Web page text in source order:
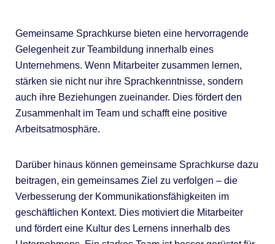
Gemeinsame Sprachkurse bieten eine hervorragende
Gelegenheit zur Teambildung innerhalb eines
Unternehmens. Wenn Mitarbeiter zusammen lernen,
stärken sie nicht nur ihre Sprachkenntnisse, sondern
auch ihre Beziehungen zueinander. Dies fördert den
Zusammenhalt im Team und schafft eine positive
Arbeitsatmosphäre.
Darüber hinaus können gemeinsame Sprachkurse dazu
beitragen, ein gemeinsames Ziel zu verfolgen – die
Verbesserung der Kommunikationsfähigkeiten im
geschäftlichen Kontext. Dies motiviert die Mitarbeiter
und fördert eine Kultur des Lernens innerhalb des